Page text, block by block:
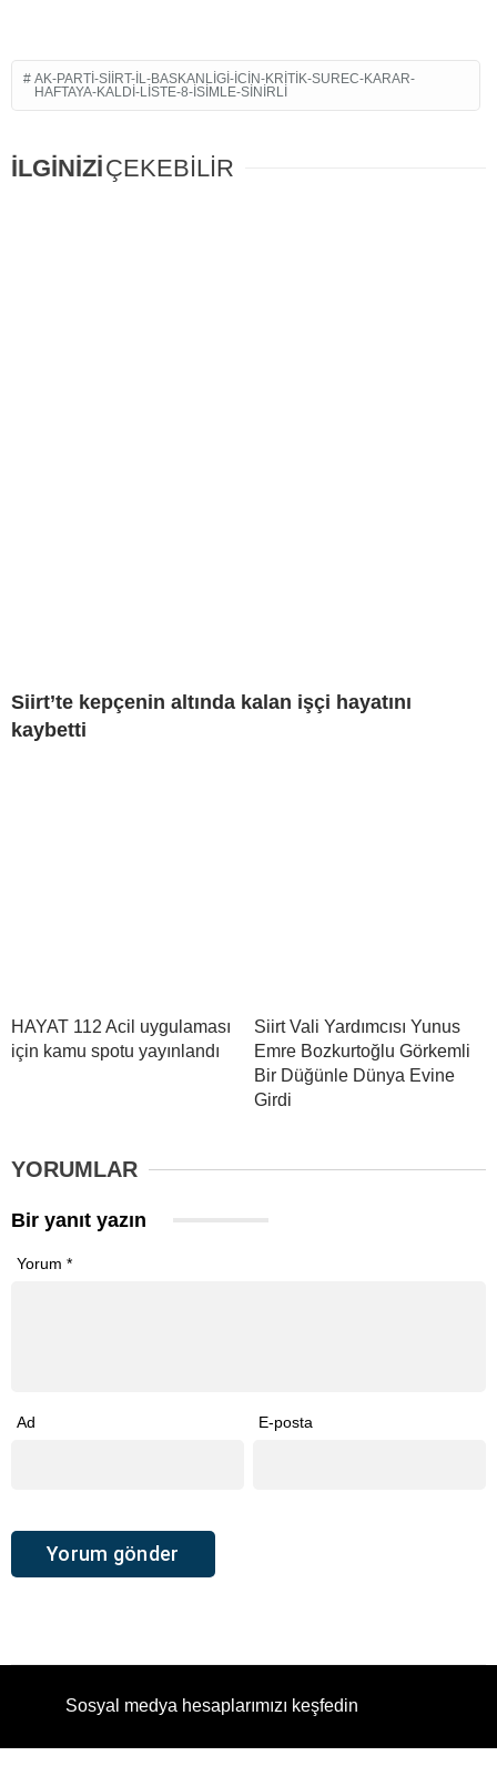
AK-PARTI-SIIRT-IL-BASKANLIGI-ICIN-KRITIK-SUREC-KARAR-
HAFTAYA-KALDI-LISTE-8-ISIMLE-SINIRLI
İLGİNİZİÇEKEBİLİR
Siirt’te kepçenin altında kalan işçi hayatını
kaybetti
HAYAT 112 Acil uygulaması
için kamu spotu yayınlandı
Siirt Vali Yardımcısı Yunus
Emre Bozkurtoğlu Görkemli
Bir Düğünle Dünya Evine
Girdi
YORUMLAR
Bir yanıt yazın
Yorum *
Ad E-posta
Sosyal medya hesaplarımızı keşfedin